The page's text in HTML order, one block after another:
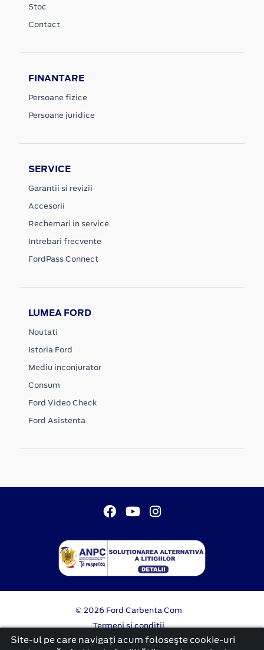
Stoc
Contact
FINANTARE
Persoane fizice
Persoane juridice
SERVICE
Garantii si revizii
Accesorii
Rechemari in service
Intrebari frecvente
FordPass Connect
LUMEA FORD
Noutati
Istoria Ford
Mediu inconjurator
Consum
Ford Video Check
Ford Asistenta
© 2026 Ford Carbenta Com
Termeni si conditii
Confidentialitate
Politica cookies
Site-ul pe care navigați acum foloseşte cookie-uri